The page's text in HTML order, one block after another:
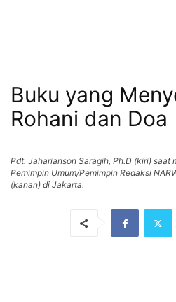
Buku yang
Rohani dan Doa
Pdt. Jaharianson Saragih, Ph.D (kiri) saat
Pemimpin Umum/Pemimpin Redaksi
(kanan) di Jakarta.